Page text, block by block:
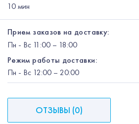
10мин
Прием заказов на доставку:
Пн - Вс 11:00 – 18:00
Режим работы доставки:
Пн - Вс 12:00 – 20:00
ОТЗЫВЫ (0)